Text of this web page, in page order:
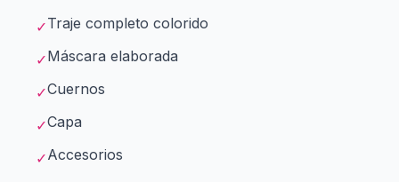
✓Traje completo colorido
✓Máscara elaborada
✓Cuernos
✓Capa
✓Accesorios